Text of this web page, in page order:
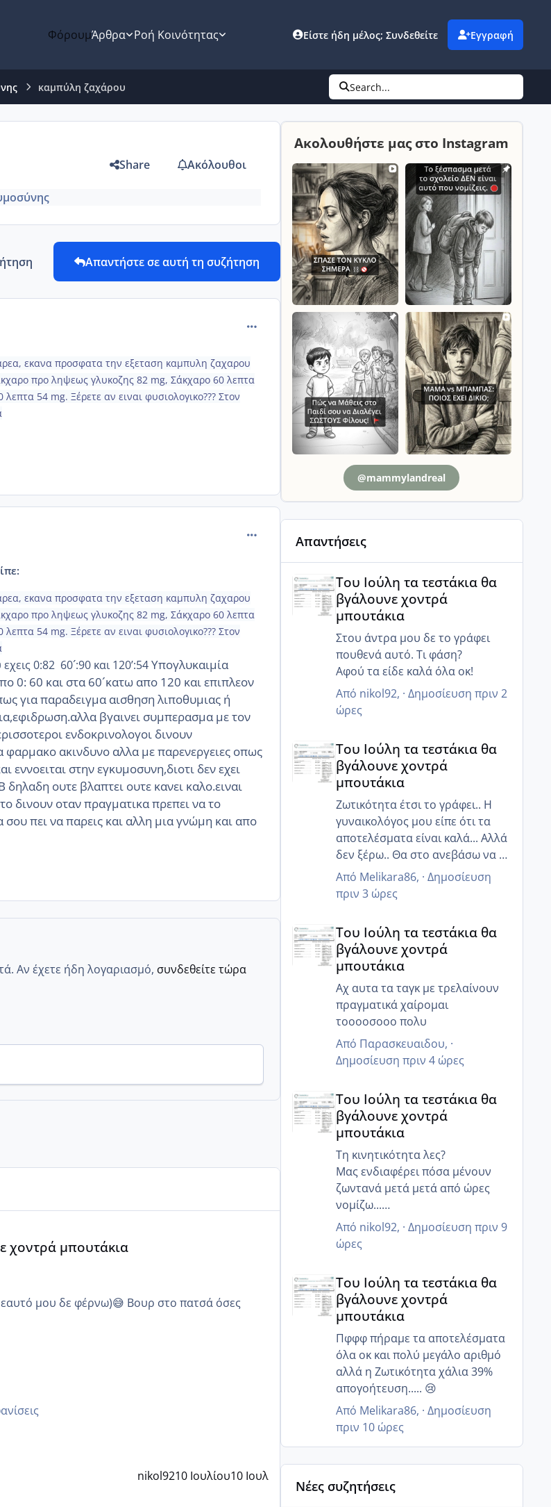
ΦόρουμΆρθρα Ροή Κοινότητας Είστε ήδη μέλος; Συνδεθείτε Εγγραφή
καμπύλη ζαχάρου Search...
Share Ακόλουθοι
Απαντήστε σε αυτή τη συζήτηση
comment_1310741
εκανα προσφατα την εξεταση καμπυλη ζαχαρου
προ ληψεως γλυκοζης 82 mg, Σάκχαρο 60 λεπτα
54 mg. Ξέρετε αν ειναι φυσιολογικο??? Στον
comment_1310810
εκανα προσφατα την εξεταση καμπυλη ζαχαρου
προ ληψεως γλυκοζης 82 mg, Σάκχαρο 60 λεπτα
54 mg. Ξέρετε αν ειναι φυσιολογικο??? Στον
0:82 60´:90 και 120’:54Υπογλυκαιμία
0: 60 και στα 60´κατω απο 120 και επιπλεον
για παραδειγμα αισθηση λιποθυμιας ή
βγαινει συμπερασμα με τον
ενδοκρινολογοι δινουν
φαρμακο ακινδυνο αλλα με παρενεργειες οπως
εννοειται στ ην εγκυμοσυν η,διοτι δεν εχει
δηλαδη ουτε βλαπτει ουτε κανει καλο.ειναι
δινουν οταν πραγματικα πρεπει να το
πει να παρεις και αλλη μια γνώμη και απο
Αν έχετε ήδη λογαριασμό, συνδεθείτε τώρα
χοντρά μπουτάκια
μου δε φέρνω)😅 Βουρ στο πατσά όσες
nikol9210 Ιουλίου10 Ιουλ
Ακολουθήστε μας στο Instagram
@mammylandreal
Απαντήσεις
Του Ιούλη τα τεστάκια θα
βγάλουνε χοντρά
μπουτάκια
Στου άντρα μου δε το γράφει
πουθενά αυτό. Τι φάση?
Αφού τα είδε καλά όλα οκ!
Από nikol92, · Δημοσίευση πριν 2
ώρες
Του Ιούλη τα τεστάκια θα
βγάλουνε χοντρά
μπουτάκια
Ζωτικότητα έτσι το γράφει.. Η
γυναικολόγος μου είπε ότι τα
αποτελέσματα είναι καλά... Αλλά
δεν ξέρω.. Θα στο ανεβάσω να το
δεις κ εσύ
Από Melikara86, · Δημοσίευση
πριν 3 ώρες
Του Ιούλη τα τεστάκια θα βγάλουνε χοντρά
Του Ιούλη τα τεστάκια θα
βγάλουνε χοντρά
μπουτάκια
Αχ αυτα τα ταγκ με τρελαίνουν
πραγματικά χαίρομαι
τοοοοσοοο πολυ
Από Παρασκευαιδου, ·
Δημοσίευση πριν 4 ώρες
Του Ιούλη τα τεστάκια θα
βγάλουνε χοντρά
μπουτάκια
Τη κινητικότητα λες?
Μας ενδιαφέρει πόσα μένουν
ζωντανά μετά μετά από ώρες
νομίζω...
Γιατί ο άντρας μου έχει 85%
κινητικότητα, αλλα 6 ώρες μετά
μόνο 20% ζουν και 12 ώρες μετά
Γι αυτό μας είπε να κάνουμε πιο
στοχευμένα επαφή..
Μετά από κάποιες ώρες πόσα
ζουν?
Από nikol92, · Δημοσίευση πριν 9
ώρες
Του Ιούλη τα τεστάκια θα
βγάλουνε χοντρά
μπουτάκια
Πφφφ πήραμε τα αποτελέσματα
όλα οκ και πολύ μεγάλο αριθμό
αλλά η Ζωτικότητα χάλια 39%
απογοήτευση..... 😢
Από Melikara86, · Δημοσίευση
πριν 10 ώρες
Νέες συζητήσεις